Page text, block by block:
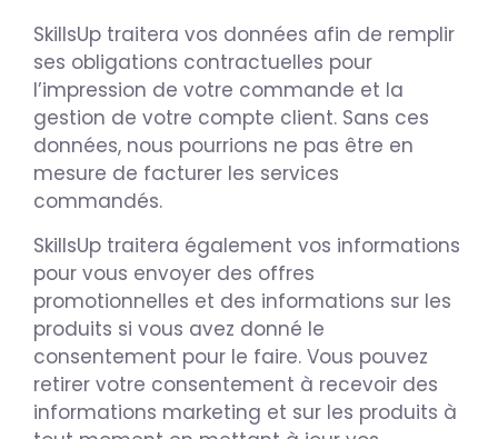
SkillsUp traitera vos données afin de remplir
ses obligations contractuelles pour
l’impression de votre commande et la
gestion de votre compte client. Sans ces
données, nous pourrions ne pas être en
mesure de facturer les services
commandés.
SkillsUp traitera également vos informations
pour vous envoyer des offres
promotionnelles et des informations sur les
produits si vous avez donné le
consentement pour le faire. Vous pouvez
retirer votre consentement à recevoir des
informations marketing et sur les produits à